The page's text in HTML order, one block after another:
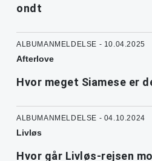
ondt
ALBUMANMELDELSE - 10.04.2025
Afterlove
Hvor meget Siamese er
ALBUMANMELDELSE - 04.10.2024
Livløs
Hvor går Livløs-rejsen